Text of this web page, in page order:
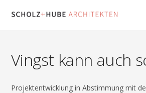
Vingst kann auch
Projektentwicklung in Abstimmung mit